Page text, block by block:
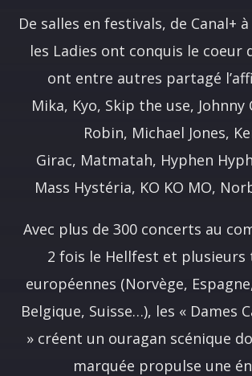
De salles en festivals, de Canal+
les Ladies ont conquis le coeur
ont entre autres partagé
Mika, Kyo, Skip the use, Johnny
Robin, Michael Jones,
Girac, Matmatah, Hyphen
Mass Hystéria, KO KO MO,
Avec plus de 300 concerts au
2 fois le Hellfest et plusieurs
européennes (Norvège,
Belgique, Suisse…), les « Dames
» créent un ouragan scénique
marquée propulse une